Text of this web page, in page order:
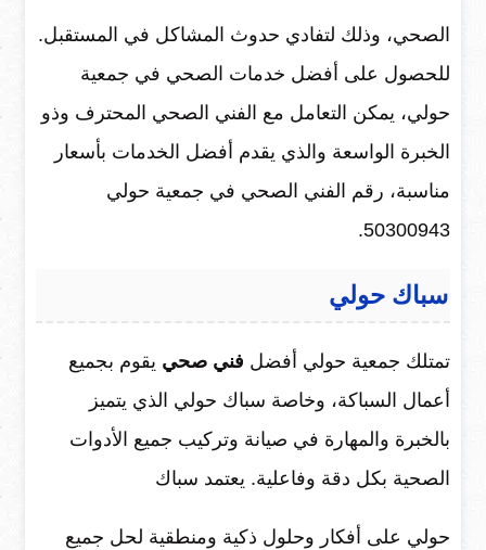
الصحي، وذلك لتفادي حدوث المشاكل في المستقبل.
للحصول على أفضل خدمات الصحي في جمعية
حولي، يمكن التعامل مع الفني الصحي المحترف وذو
الخبرة الواسعة والذي يقدم أفضل الخدمات بأسعار
مناسبة، رقم الفني الصحي في جمعية حولي
50300943.
سباك حولي
تمتلك جمعية حولي أفضل فني صحي يقوم بجميع
أعمال السباكة، وخاصة سباك حولي الذي يتميز
بالخبرة والمهارة في صيانة وتركيب جميع الأدوات
الصحية بكل دقة وفاعلية. يعتمد سباك
حولي على أفكار وحلول ذكية ومنطقية لحل جميع